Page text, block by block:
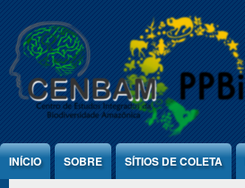
INÍCIO SOBRE SÍTIOS DE COLETA